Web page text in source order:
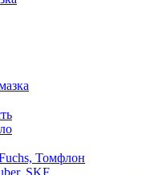
Томфлон
SKF